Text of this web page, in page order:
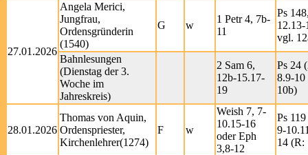
27.01.2026
Angela Merici,
Jungfrau,
Ordensgründerin
(1540)
G w
1 Petr 4, 7b-
11
Ps
vgl.
Bahnlesungen
(Dienstag der 3.
Woche im
Jahreskreis)
2 Sam 6,
12b-15.17-
19
Ps 24
8.9-
10b)
28.01.2026
Thomas von Aquin,
Ordenspriester,
Kirchenlehrer(1274)
F w
Weish 7, 7-
10.15-16
oder Eph
3,8-12
Ps
9-
14 (R: